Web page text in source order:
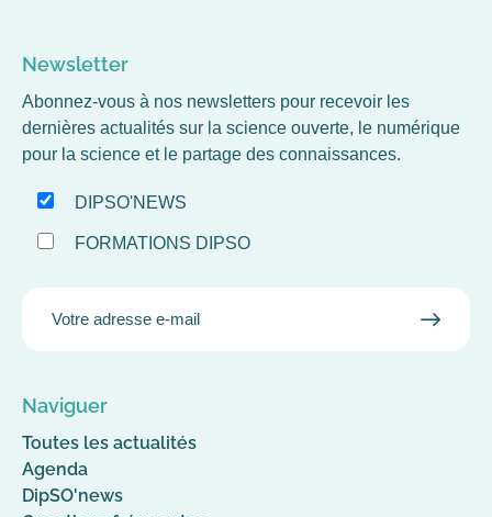
Newsletter
Abonnez-vous à nos newsletters pour recevoir les
dernières actualités sur la science ouverte, le numérique
pour la science et le partage des connaissances.
DIPSO'NEWS
FORMATIONS DIPSO
Naviguer
Toutes les actualités
Agenda
DipSO'news